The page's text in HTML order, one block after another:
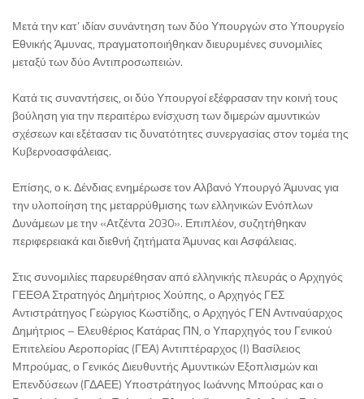
Μετά την κατ’ ιδίαν συνάντηση των δύο Υπουργών στο Υπουργείο
Εθνικής Άμυνας, πραγματοποιήθηκαν διευρυμένες συνομιλίες
μεταξύ των δύο Αντιπροσωπειών.
Κατά τις συναντήσεις, οι δύο Υπουργοί εξέφρασαν την κοινή τους
βούληση για την περαιτέρω ενίσχυση των διμερών αμυντικών
σχέσεων και εξέτασαν τις δυνατότητες συνεργασίας στον τομέα της
Κυβερνοασφάλειας.
Επίσης, ο κ. Δένδιας ενημέρωσε τον Αλβανό Υπουργό Άμυνας για
την υλοποίηση της μεταρρύθμισης των ελληνικών Ενόπλων
Δυνάμεων με την «Ατζέντα 2030». Επιπλέον, συζητήθηκαν
περιφερειακά και διεθνή ζητήματα Άμυνας και Ασφάλειας.
Στις συνομιλίες παρευρέθησαν από ελληνικής πλευράς ο Αρχηγός
ΓΕΕΘΑ Στρατηγός Δημήτριος Χούπης, ο Αρχηγός ΓΕΣ
Αντιστράτηγος Γεώργιος Κωστίδης, ο Αρχηγός ΓΕΝ Αντιναύαρχος
Δημήτριος – Ελευθέριος Κατάρας ΠΝ, ο Υπαρχηγός του Γενικού
Επιτελείου Αεροπορίας (ΓΕΑ) Αντιπτέραρχος (Ι) Βασίλειος
Μπρούμας, ο Γενικός Διευθυντής Αμυντικών Εξοπλισμών και
Επενδύσεων (ΓΔΑΕΕ) Υποστράτηγος Ιωάννης Μπούρας και ο